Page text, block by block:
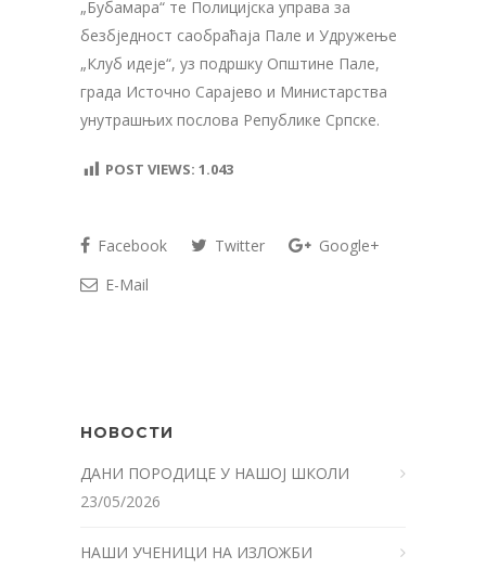
„Бубамара“ те Полицијска управа за
безбједност саобраћаја Пале и Удружење
„Клуб идеје“, уз подршку Општине Пале,
града Источно Сарајево и Министарства
унутрашњих послова Републике Српске.
POST VIEWS: 1.043
Facebook Twitter
Google+
E-Mail
НОВОСТИ
ДАНИ ПОРОДИЦЕ У НАШОЈ ШКОЛИ
23/05/2026
НАШИ УЧЕНИЦИ НА ИЗЛОЖБИ